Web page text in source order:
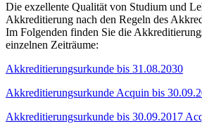
Die exzellente Qualität von Studium und
Akkreditierung nach den Regeln des
Im Folgenden finden Sie die
einzelnen Zeiträume:
Akkreditierungsurkunde bis 31.08.2030
Akkreditierungsurkunde Acquin bis
Akkreditierungsurkunde bis 30.09.2017